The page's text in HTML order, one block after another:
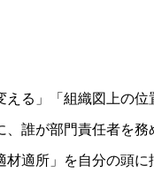
える」「組織図上の位
、誰が部門責任者を務
材適所」を自分の頭に